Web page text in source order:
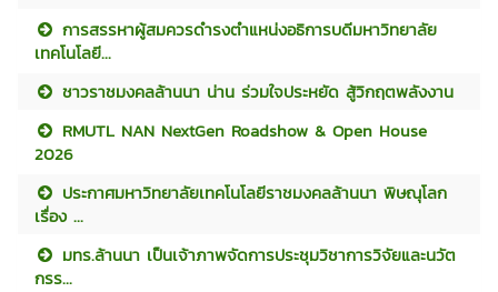
การสรรหาผู้สมควรดำรงตำแหน่งอธิการบดีมหาวิทยาลัย
เทคโนโลยี...
ชาวราชมงคลล้านนา น่าน ร่วมใจประหยัด สู้วิกฤตพลังงาน
RMUTL NAN NextGen Roadshow & Open House
2026
ประกาศมหาวิทยาลัยเทคโนโลยีราชมงคลล้านนา พิษณุโลก
เรื่อง ...
มทร.ล้านนา เป็นเจ้าภาพจัดการประชุมวิชาการวิจัยและนวัต
กรร...